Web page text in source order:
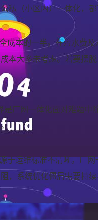
私（小区内）一体化，
成本的一半。在污水费
本大多未考虑。若要摆
是厂网一体化面对难题
于运维标准不清晰。厂网
，系统优化僵局需要持续